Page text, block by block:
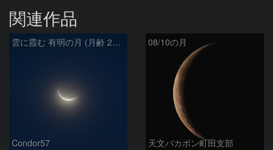
関連作品
雲に霞む 有明の月 (月齢 26.4)
Condor57
08/10の月
天文バカボン町田支部